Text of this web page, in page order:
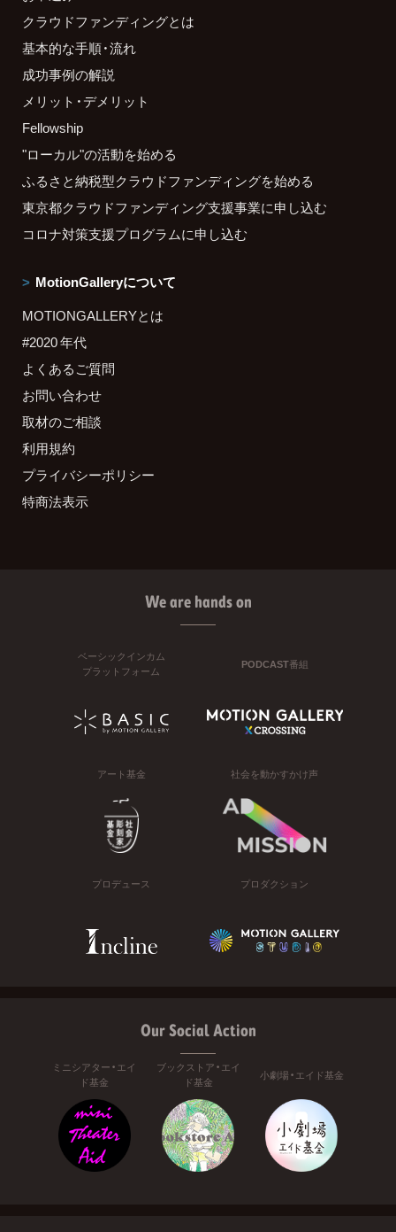
クラウドファンディングとは
基本的な手順・流れ
成功事例の解説
メリット・デメリット
Fellowship
"ローカル"の活動を始める
ふるさと納税型クラウドファンディングを始める
東京都クラウドファンディング支援事業に申し込む
コロナ対策支援プログラムに申し込む
MotionGalleryについて
MOTIONGALLERYとは
#2020 年代
よくあるご質問
お問い合わせ
取材のご相談
利用規約
プライバシーポリシー
特商法表示
We are hands on
ベーシックインカム
プラットフォーム
PODCAST番組
アート基金 社会を動かすかけ声
プロデュース プロダクション
Our Social Action
ミニシアター・エイ
ド基金
ブックストア・エイ
ド基金
小劇場・エイド基金